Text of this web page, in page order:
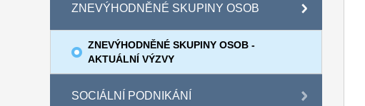
ZNEVÝHODNĚNÉ SKUPINY OSOB
ZNEVÝHODNĚNÉ SKUPINY OSOB -
AKTUÁLNÍ VÝZVY
SOCIÁLNÍ PODNIKÁNÍ